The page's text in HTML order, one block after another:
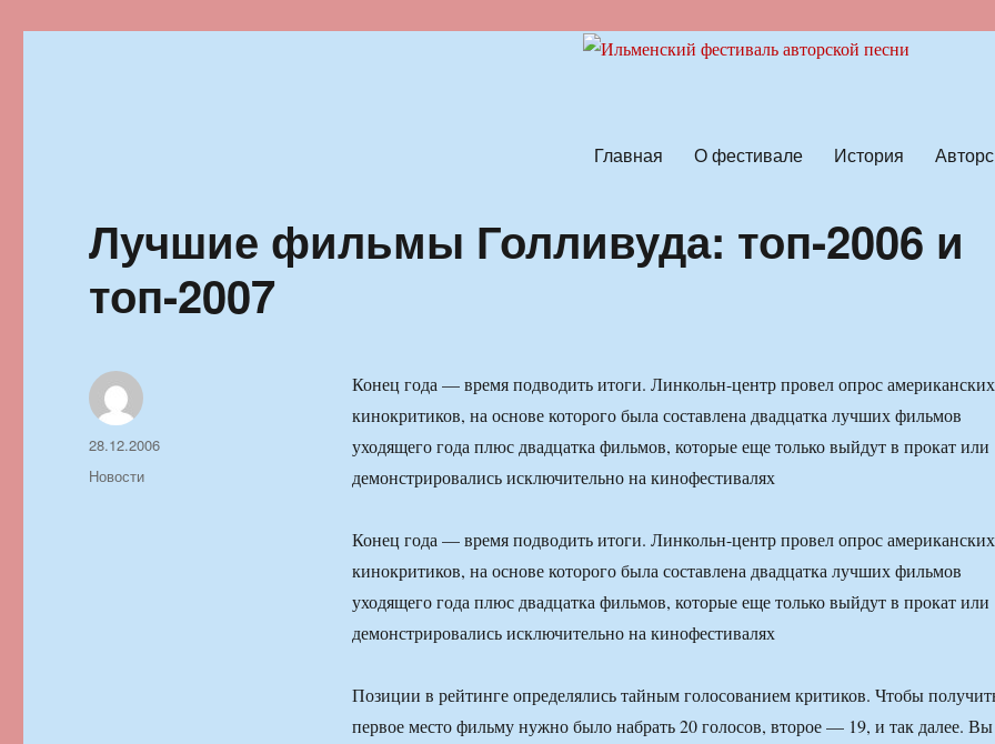
Главная О фестивале История
Лучшие фильмы Голливуда: топ-2006 и
топ-2007
Конец года — время подводить итоги. Линкольн-центр провел опрос американских
кинокритиков, на основе которого была составлена двадцатка лучших фильмов
уходящего года плюс двадцатка фильмов, которые еще только выйдут в прокат или
демонстрировались исключительно на кинофестивалях
Конец года — время подводить итоги. Линкольн-центр провел опрос американских
кинокритиков, на основе которого была составлена двадцатка лучших фильмов
уходящего года плюс двадцатка фильмов, которые еще только выйдут в прокат или
демонстрировались исключительно на кинофестивалях
Позиции в рейтинге определялись тайным голосованием критиков. Чтобы
первое место фильму нужно было набрать 20 голосов, второе — 19, и так далее. Вы
Автор
Опубликовано
28.12.2006
Рубрики
Новости